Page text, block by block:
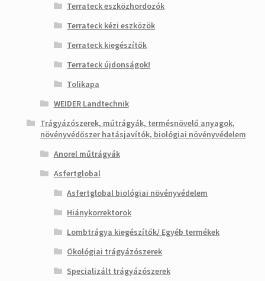
Terrateck eszközhordozók
Terrateck kézi eszközök
Terrateck kiegészítők
Terrateck újdonságok!
Tolikapa
WEIDER Landtechnik
Trágyázószerek, műtrágyák, termésnövelő anyagok,
növényvédőszer hatásjavítók, biológiai növényvédelem
Anorel műtrágyák
Asfertglobal
Asfertglobal biológiai növényvédelem
Hiánykorrektorok
Lombtrágya kiegészítők/ Egyéb termékek
Ökológiai trágyázószerek
Specializált trágyázószerek